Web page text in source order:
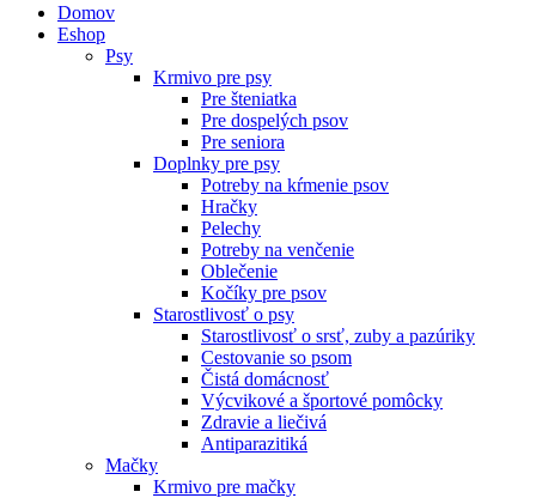
Domov
Eshop
Psy
Krmivo pre psy
Pre šteniatka
Pre dospelých psov
Pre seniora
Doplnky pre psy
Potreby na kŕmenie psov
Hračky
Pelechy
Potreby na venčenie
Oblečenie
Kočíky pre psov
Starostlivosť o psy
Starostlivosť o srsť, zuby a pazúriky
Cestovanie so psom
Čistá domácnosť
Výcvikové a športové pomôcky
Zdravie a liečivá
Antiparazitiká
Mačky
Krmivo pre mačky